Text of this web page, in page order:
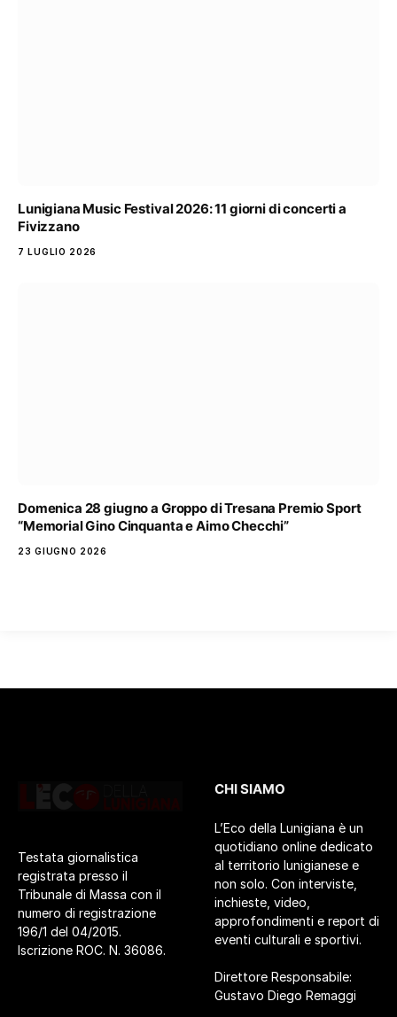
Lunigiana Music Festival 2026: 11 giorni di concerti a
Fivizzano
7 LUGLIO 2026
Domenica 28 giugno a Groppo di Tresana Premio Sport
“Memorial Gino Cinquanta e Aimo Checchi”
23 GIUGNO 2026
Testata giornalistica
registrata presso il
Tribunale di Massa con il
numero di registrazione
196/1 del 04/2015.
Iscrizione ROC. N. 36086.
CHI SIAMO
L’Eco della Lunigiana è un
quotidiano online dedicato
al territorio lunigianese e
non solo. Con interviste,
inchieste, video,
approfondimenti e report di
eventi culturali e sportivi.
Direttore Responsabile:
Gustavo Diego Remaggi